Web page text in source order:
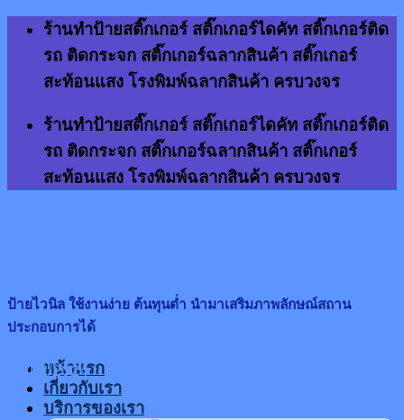
Skip
content
ร้านทำป้ายสติ๊กเกอร์ สติ๊กเกอร์ไดคัท สติ๊กเกอร์ติด
รถ ติดกระจก สติ๊กเกอร์ฉลากสินค้า สติ๊กเกอร์
สะท้อนแสง โรงพิมพ์ฉลากสินค้า ครบวงจร
ร้านทำป้ายสติ๊กเกอร์ สติ๊กเกอร์ไดคัท สติ๊กเกอร์ติด
รถ ติดกระจก สติ๊กเกอร์ฉลากสินค้า สติ๊กเกอร์
สะท้อนแสง โรงพิมพ์ฉลากสินค้า ครบวงจร
หน้าแรก
เกี่ยวกับเรา
บริการของเรา
ป้ายไวนิล ใช้งานง่าย ต้นทุนต่ำ นำมาเสริมภาพลักษณ์สถาน
ประกอบการได้
19/02/2024